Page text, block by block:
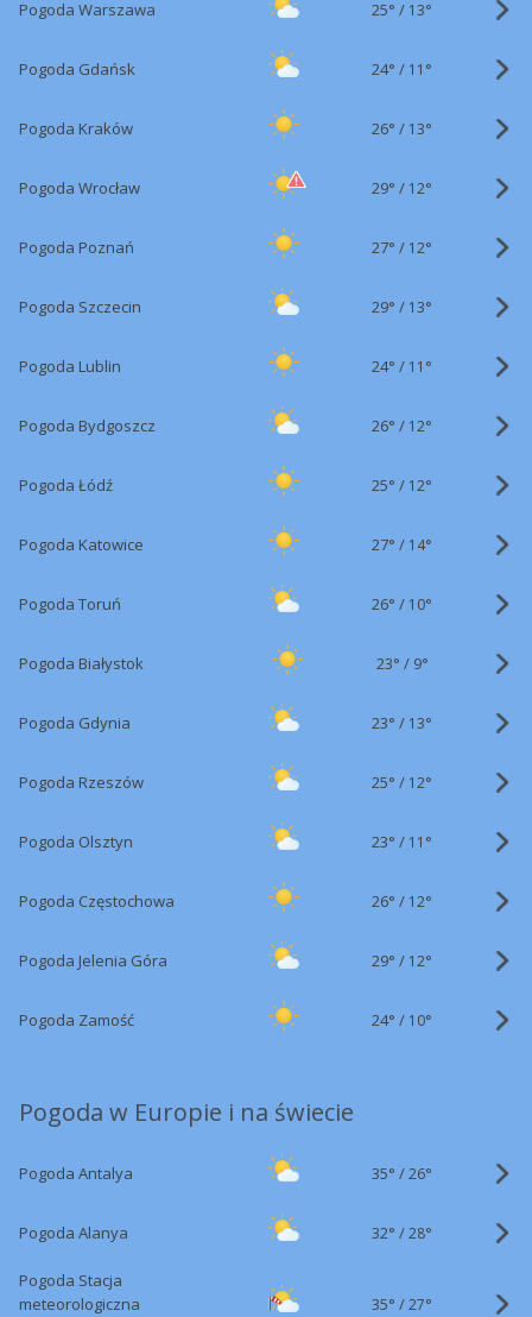
Pogoda Warszawa 25° / 13°
Pogoda Gdańsk 24° / 11°
Pogoda Kraków 26° / 13°
Pogoda Wrocław 29° / 12°
Pogoda Poznań 27° / 12°
Pogoda Szczecin 29° / 13°
Pogoda Lublin 24° / 11°
Pogoda Bydgoszcz 26° / 12°
Pogoda Łódź 25° / 12°
Pogoda Katowice 27° / 14°
Pogoda Toruń 26° / 10°
Pogoda Białystok 23° / 9°
Pogoda Gdynia 23° / 13°
Pogoda Rzeszów 25° / 12°
Pogoda Olsztyn 23° / 11°
Pogoda Częstochowa 26° / 12°
Pogoda Jelenia Góra 29° / 12°
Pogoda Zamość 24° / 10°
Pogoda w Europie i na świecie
Pogoda Antalya 35° /26°
Pogoda Alanya 32° /28°
Pogoda Stacja
meteorologiczna
35° /27°